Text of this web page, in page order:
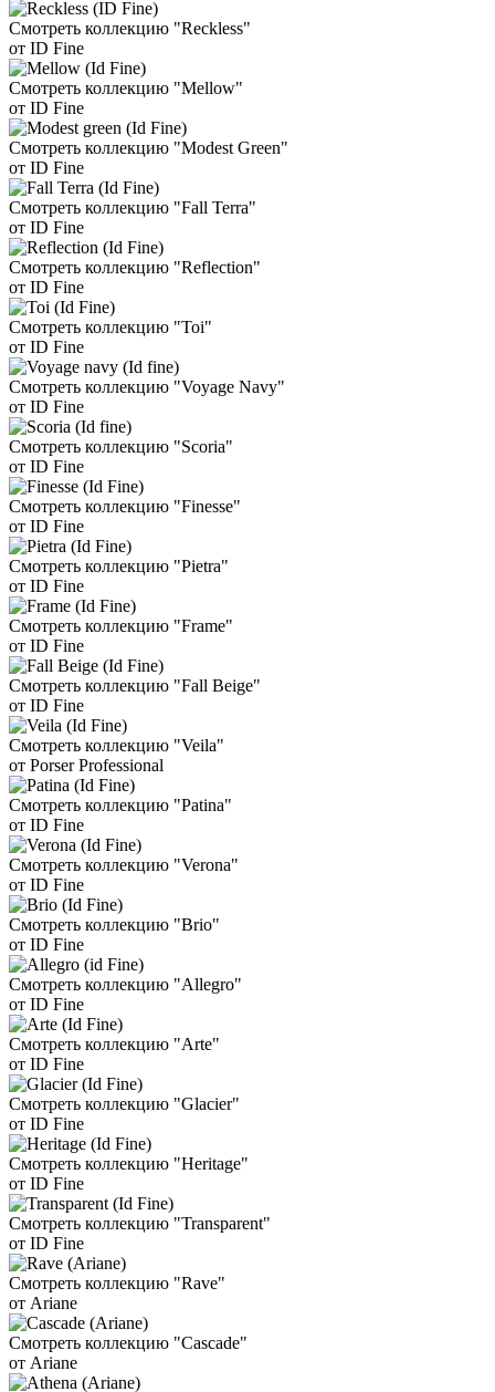
Смотреть коллекцию "Reckless"
от ID Fine
Смотреть коллекцию "Mellow"
от ID Fine
Смотреть коллекцию "Modest Green"
от ID Fine
Смотреть коллекцию "Fall Terra"
от ID Fine
Смотреть коллекцию "Reflection"
от ID Fine
Смотреть коллекцию "Toi"
от ID Fine
Смотреть коллекцию "Voyage Navy"
от ID Fine
Смотреть коллекцию "Scoria"
от ID Fine
Смотреть коллекцию "Finesse"
от ID Fine
Смотреть коллекцию "Pietra"
от ID Fine
Смотреть коллекцию "Frame"
от ID Fine
Смотреть коллекцию "Fall Beige"
от ID Fine
Смотреть коллекцию "Veila"
от Porser Professional
Смотреть коллекцию "Patina"
от ID Fine
Смотреть коллекцию "Verona"
от ID Fine
Смотреть коллекцию "Brio"
от ID Fine
Смотреть коллекцию "Allegro"
от ID Fine
Смотреть коллекцию "Arte"
от ID Fine
Смотреть коллекцию "Glacier"
от ID Fine
Смотреть коллекцию "Heritage"
от ID Fine
Смотреть коллекцию "Transparent"
от ID Fine
Смотреть коллекцию "Rave"
от Ariane
Смотреть коллекцию "Cascade"
от Ariane